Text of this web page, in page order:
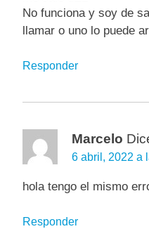
No funciona y soy de
llamar o uno lo puede
Responder
Marcelo
6 abril, 2022 a
hola tengo el mismo
Responder